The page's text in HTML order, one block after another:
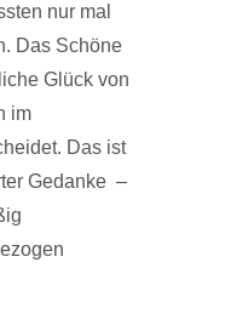
nur mal
Das Schöne
Glück von
im
Das ist
Gedanke –